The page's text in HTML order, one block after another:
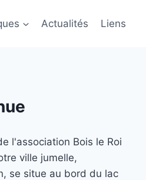
Actualités Liens
l'association Bois le Roi
ville jumelle,
se situe au bord du lac